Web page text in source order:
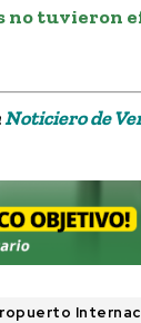
no tuvieron
Noticiero de